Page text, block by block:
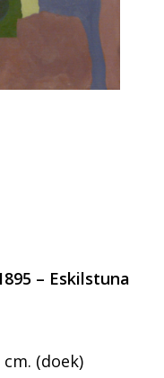
– Eskilstuna
(doek)